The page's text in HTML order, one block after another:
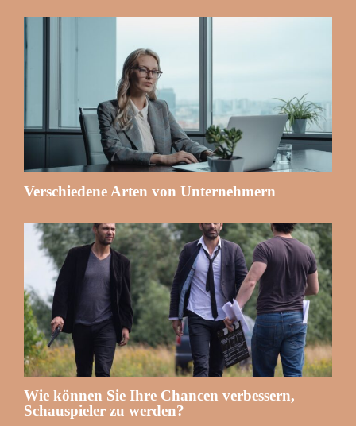
Verschiedene Arten von Unternehmern
Wie können Sie Ihre Chancen verbessern,
Schauspieler zu werden?